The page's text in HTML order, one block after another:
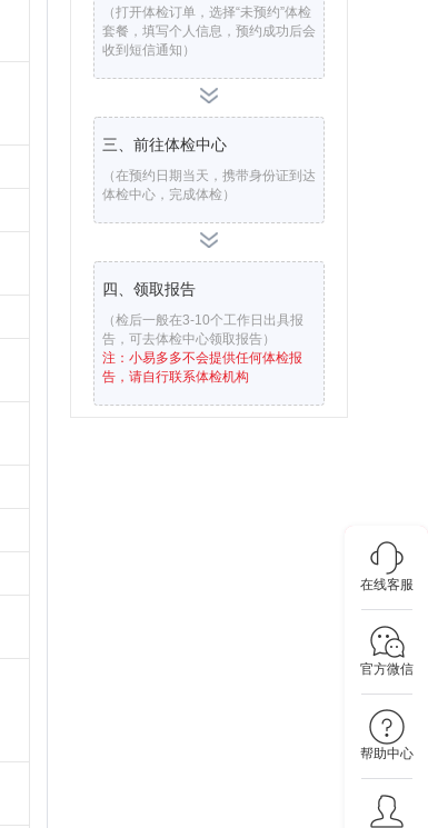
在线客服
官方微信
帮助中心
（打开体检订单，选择“未预约”体检
套餐，填写个人信息，预约成功后会
收到短信通知）
三、前往体检中心
（在预约日期当天，携带身份证到达
体检中心，完成体检）
四、领取报告
（检后一般在3-10个工作日出具报
告，可去体检中心领取报告）
注：小易多多不会提供任何体检报
告，请自行联系体检机构